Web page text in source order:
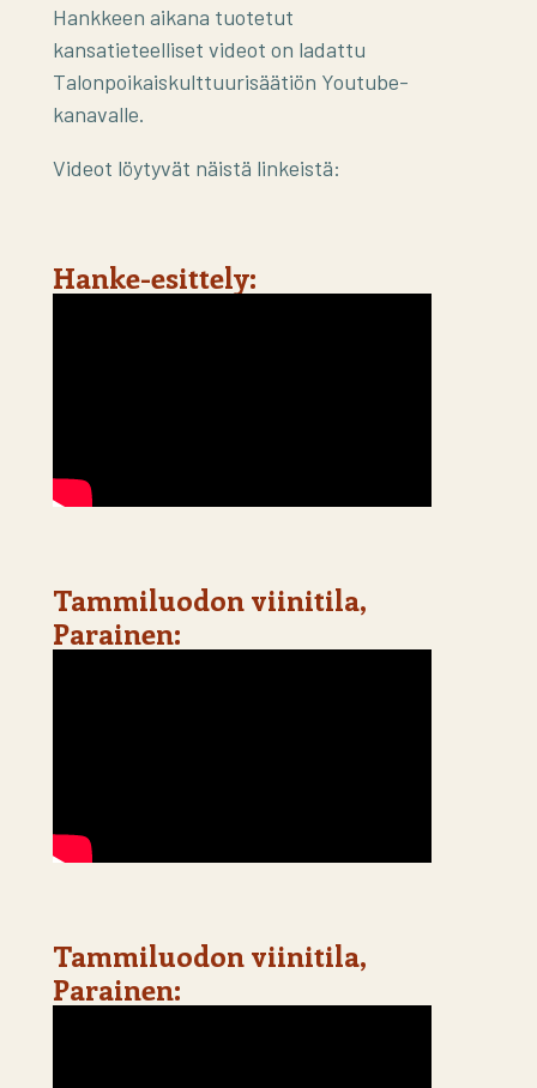
Hankkeen aikana tuotetut
kansatieteelliset videot on ladattu
Talonpoikaiskulttuurisäätiön Youtube-
kanavalle.
Videot löytyvät näistä linkeistä:
Hanke-esittely:
Tammiluodon viinitila,
Parainen:
Tammiluodon viinitila,
Parainen: